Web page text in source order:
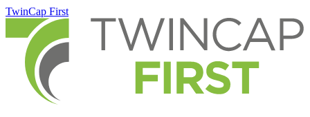
Skip
main
content
TwinCap First